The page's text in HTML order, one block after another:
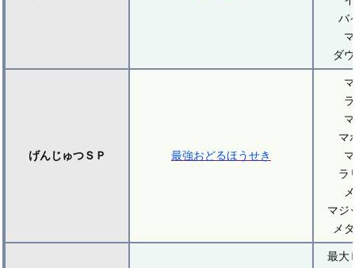
バ
ダ
げんじゅつＳＰ 最強おどるほうせき
マ
ラ
マジ
メ
最大